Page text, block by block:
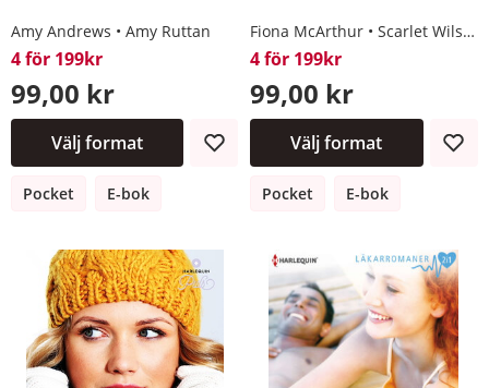
Amy Andrews Amy Ruttan
4 för 199kr
99,00 kr
Välj format
Pocket E-bok
Fiona McArthur Scarlet Wilson
4 för 199kr
99,00 kr
Välj format
Pocket E-bok